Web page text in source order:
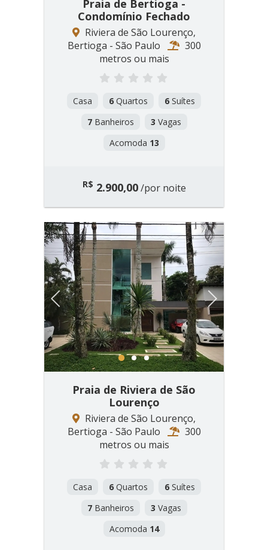
Praia de Bertioga -
Condomínio Fechado
Riviera de São Lourenço,
Bertioga - São Paulo
300
metros ou mais
Casa 6 Quartos 6 Suítes
7Banheiros 3 Vagas
Acomoda 13
R$ 2.900,00/por noite
Previous Next
1 2 3
Praia de Riviera de São
Lourenço
Riviera de São Lourenço,
Bertioga - São Paulo
300
metros ou mais
Casa 6 Quartos 6 Suítes
7Banheiros 3 Vagas
Acomoda 14